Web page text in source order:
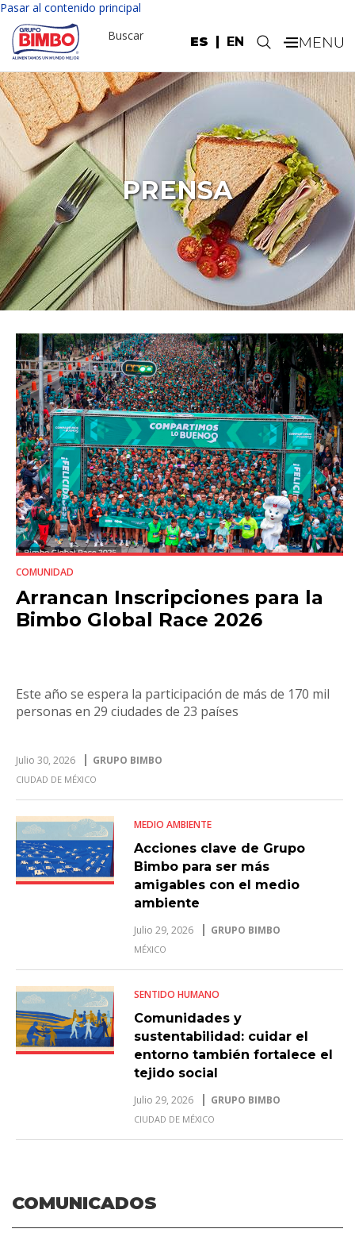
Pasar al contenido principal
ES EN
Buscar .
PRENSA
COMUNIDAD
Arrancan Inscripciones para la
Bimbo Global Race 2026
Este año se espera la participación de más de 170 mil
personas en 29 ciudades de 23 países
Julio 30, 2026 GRUPO BIMBO
CIUDAD DE MÉXICO
MEDIO AMBIENTE
Acciones clave de Grupo
Bimbo para ser más
amigables con el medio
ambiente
Julio 29, 2026 GRUPO BIMBO
MÉXICO
SENTIDO HUMANO
Comunidades y
sustentabilidad: cuidar el
entorno también fortalece el
tejido social
Julio 29, 2026 GRUPO BIMBO
CIUDAD DE MÉXICO
COMUNICADOS